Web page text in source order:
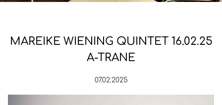
MAREIKE WIENING QUINTET 16.02.25
A-TRANE
07.02.2025